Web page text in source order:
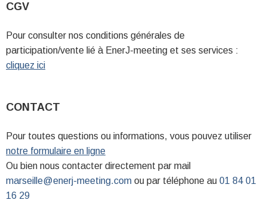
CGV
Pour consulter nos conditions générales de
participation/vente lié à EnerJ-meeting et ses services :
cliquez ici
CONTACT
Pour toutes questions ou informations, vous pouvez utiliser
notre formulaire en ligne
Ou bien nous contacter directement par mail
marseille@enerj-meeting.com ou par téléphone au 01 84 01
16 29